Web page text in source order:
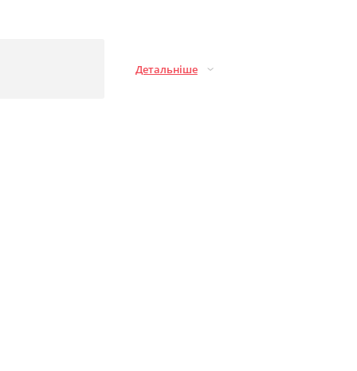
Детальніше